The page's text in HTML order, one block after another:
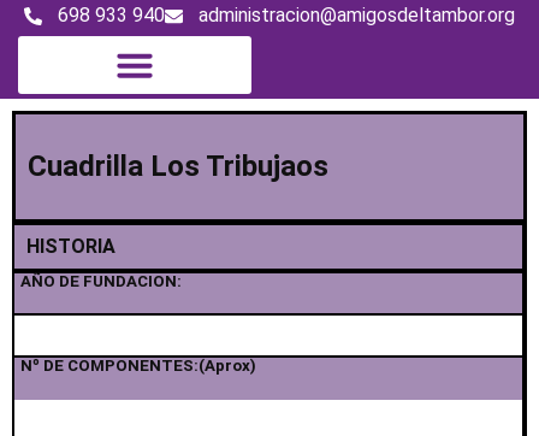
698 933 940 administracion@amigosdeltambor.org
Cuadrilla Los Tribujaos
HISTORIA
AÑO DE FUNDACION:
Nº DE COMPONENTES:(Aprox)